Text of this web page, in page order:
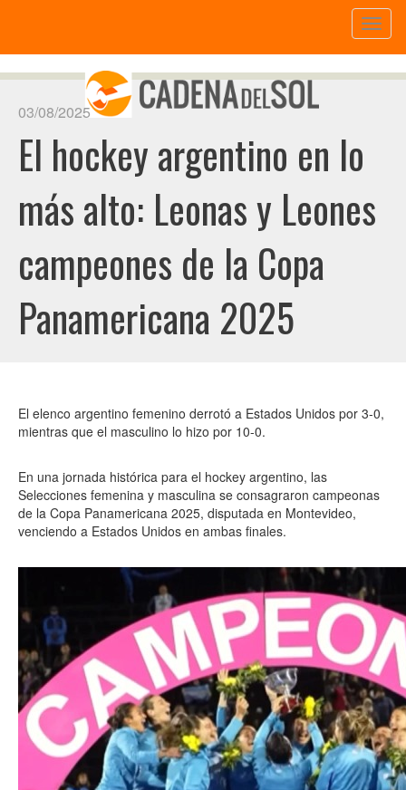
03/08/2025
El hockey argentino en lo
más alto: Leonas y Leones
campeones de la Copa
Panamericana 2025
El elenco argentino femenino derrotó a Estados Unidos por 3-0,
mientras que el masculino lo hizo por 10-0.
En una jornada histórica para el hockey argentino, las
Selecciones femenina y masculina se consagraron campeonas
de la Copa Panamericana 2025, disputada en Montevideo,
venciendo a Estados Unidos en ambas finales.